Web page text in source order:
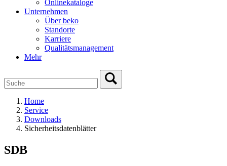
Onlinekataloge
Unternehmen
Über beko
Standorte
Karriere
Qualitätsmanagement
Mehr
Home
Service
Downloads
Sicherheitsdatenblätter
SDB